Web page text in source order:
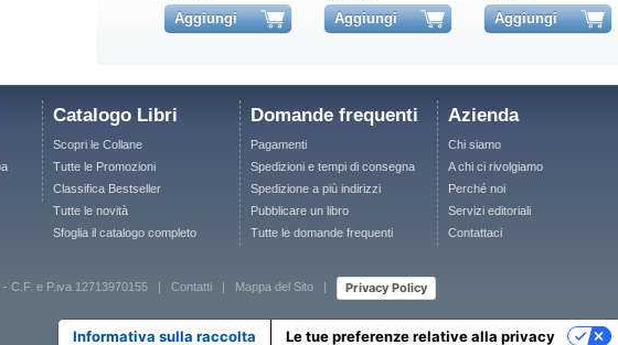
Aggiungi Aggiungi Aggiungi
Catalogo Libri
Scopri le Collane
Tutte le Promozioni
Classifica Bestseller
Tutte le novità
Sfoglia il catalogo completo
Domande frequenti
Pagamenti
Spedizioni e tempi di consegna
Spedizione a più indirizzi
Pubblicare un libro
Tutte le domande frequenti
Azienda
Chi siamo
A chi ci rivolgiamo
Perché noi
Servizi editoriali
Contattaci
- C.F. e P.iva 12713970155 | Contatti Mappa del Sito Privacy Policy
Informativa sulla raccolta Le tue preferenze relative alla privacy